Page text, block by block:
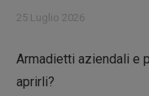
25 Luglio 2026
Armadietti aziendali e
aprirli?